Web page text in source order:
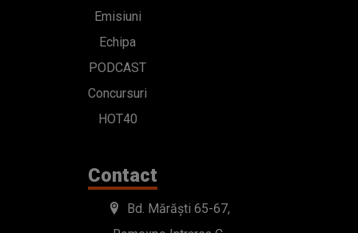
Emisiuni
Echipa
PODCAST
Concursuri
HOT40
Contact
Bd. Mărăști 65-67,